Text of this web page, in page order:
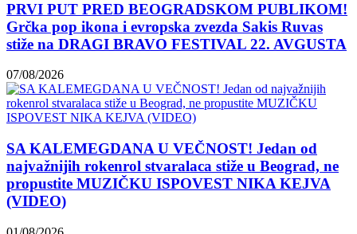
PRVI PUT PRED BEOGRADSKOM PUBLIKOM!
Grčka pop ikona i evropska zvezda Sakis Ruvas
stiže na DRAGI BRAVO FESTIVAL 22. AVGUSTA
07/08/2026
SA KALEMEGDANA U VEČNOST! Jedan od
najvažnijih rokenrol stvaralaca stiže u Beograd, ne
propustite MUZIČKU ISPOVEST NIKA KEJVA
(VIDEO)